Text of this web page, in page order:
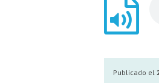
Publicado el